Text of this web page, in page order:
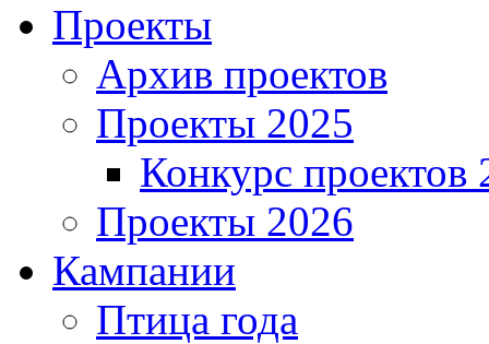
Проекты
Архив проектов
Проекты 2025
Конкурс проектов
Проекты 2026
Кампании
Птица года